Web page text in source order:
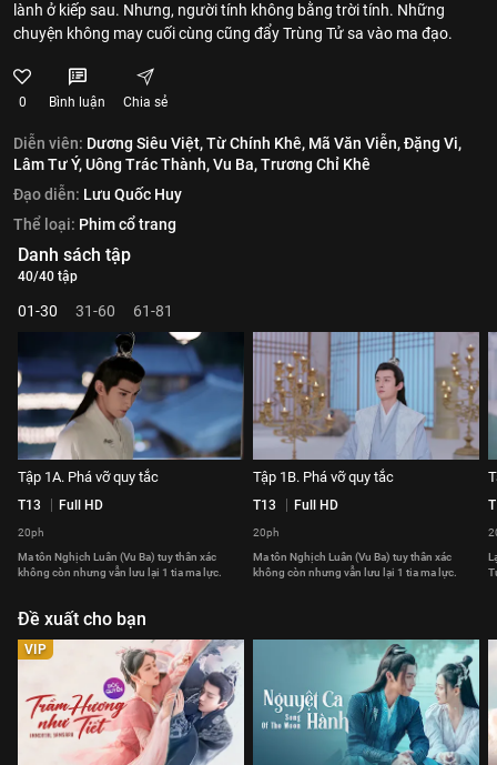
lành ở kiếp sau. Nhưng, người tính không bằng trời tính. Những
chuyện không may cuối cùng cũng đẩy Trùng Tử sa vào ma đạo.
0 Bình luận Chia sẻ
Diễn viên: Dương Siêu Việt,Từ Chính Khê, Mã Văn Viễn,Đặng Vi,
Lâm Tư Ý,Uông Trác Thành,Vu Ba,Trương Chỉ Khê
Đạo diễn: Lưu Quốc Huy
Thể loại: Phim cổ trang
Danh sách tập
40/40 tập
01-30 31-60 61-81
Tập 1A. Phá vỡ quy tắc
T13 Full HD
20ph
Ma tôn Nghịch Luân (Vu Ba) tuy thân xác
không còn nhưng vẫn lưu lại 1 tia ma lực.
Tập 1B. Phá vỡ quy tắc
T13 Full HD
20ph
Ma tôn Nghịch Luân (Vu Ba) tuy thân xác
không còn nhưng vẫn lưu lại 1 tia ma lực.
Đề xuất cho bạn
VIP